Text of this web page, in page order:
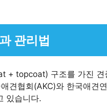
관리법
+ topcoat) 구조를 가진 견
견협회(AKC)와 한국애견
있습니다.